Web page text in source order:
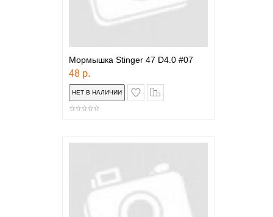
Мормышка Stinger 47 D4.0 #07
48 р.
в закладки